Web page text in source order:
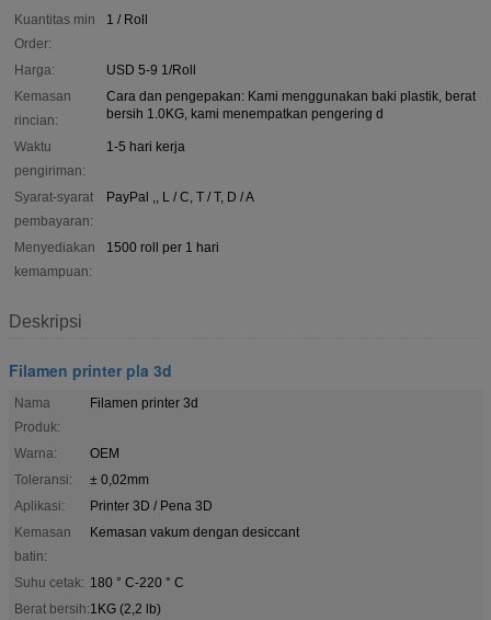
Kuantitas min
Order:
1 / Roll
Harga:
USD 5-9 1/Roll
Kemasan
rincian:
Cara dan pengepakan: Kami menggunakan baki plastik, berat
bersih 1.0KG, kami menempatkan pengering d
Waktu
pengiriman:
1-5 hari kerja
Syarat-syarat
pembayaran:
PayPal ,, L / C, T / T, D / A
Menyediakan
kemampuan:
1500 roll per 1 hari
Deskripsi
Filamen printer pla 3d
Nama
Produk:
Filamen printer 3d
Warna:
OEM
Toleransi:
± 0,02mm
Aplikasi:
Printer 3D / Pena 3D
Kemasan
batin:
Kemasan vakum dengan desiccant
Suhu cetak: 180 ° C-220 ° C
Berat bersih:1KG (2,2 lb)